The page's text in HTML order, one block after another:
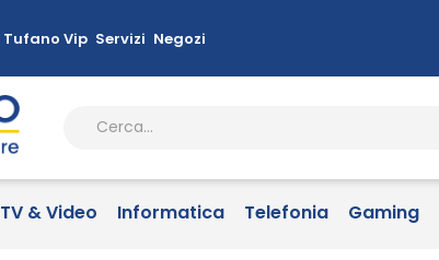
Tufano Vip Servizi Negozi
TV & Video Informatica Telefonia Gaming